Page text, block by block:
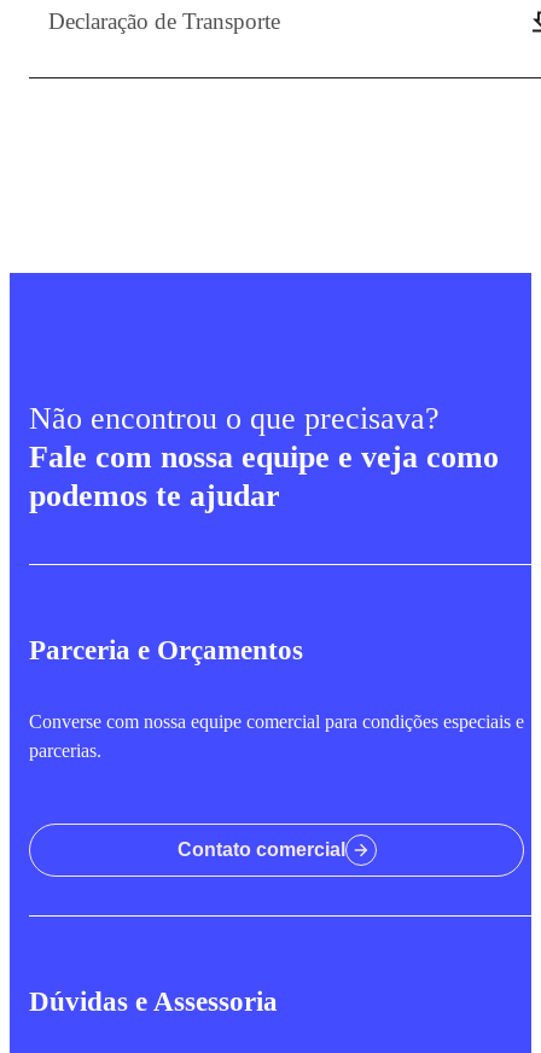
Declaração de Transporte
Não encontrou o que precisava?
Fale com nossa equipe e veja como
podemos te ajudar
Parceria e Orçamentos
Converse com nossa equipe comercial para condições especiais e
parcerias.
Contato comercial
Dúvidas e Assessoria